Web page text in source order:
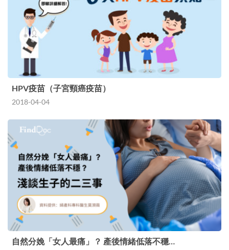
HPV疫苗（子宮頸癌疫苗）
2018-04-04
自然分娩「女人最痛」？ 產後情緒低落不穩…